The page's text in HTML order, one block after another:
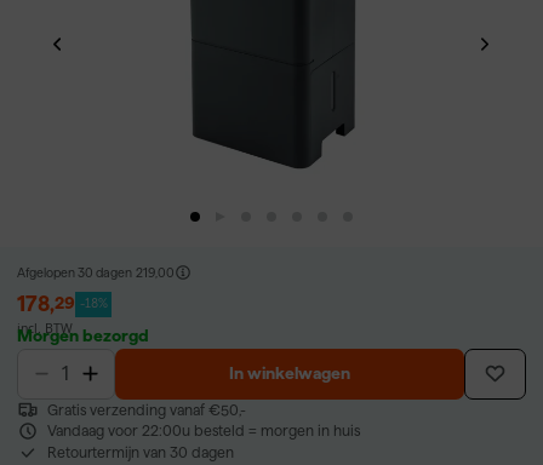
Afgelopen 30 dagen 219,00
178,29 -18%
incl. BTW
Morgen bezorgd
In winkelwagen
Gratis verzending vanaf €50,-
Vandaag voor 22:00u besteld = morgen in huis
Retourtermijn van 30 dagen